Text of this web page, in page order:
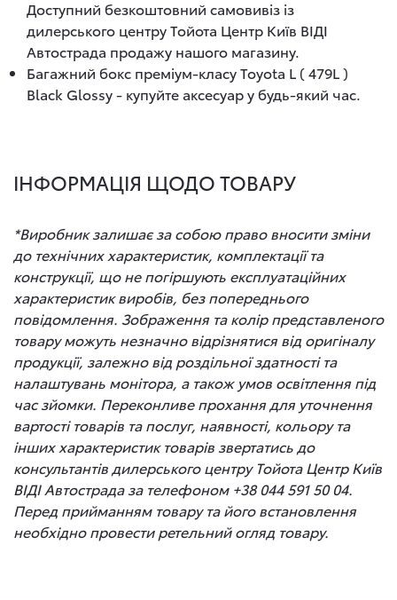
Доступний безкоштовний самовивіз із
дилерського центру Тойота Центр Київ ВІДІ
Автострада продажу нашого магазину.
Багажний бокс преміум-класу Toyota L ( 479L )
Black Glossy - купуйте аксесуар у будь-який час.
ІНФОРМАЦІЯ ЩОДО ТОВАРУ
*Виробник залишає за собою право вносити зміни
до технічних характеристик, комплектації та
конструкції, що не погіршують експлуатаційних
характеристик виробів, без попереднього
повідомлення. Зображення та колір представленого
товару можуть незначно відрізнятися від оригіналу
продукції, залежно від роздільної здатності та
налаштувань монітора, а також умов освітлення під
час зйомки. Переконливе прохання для уточнення
вартості товарів та послуг, наявності, кольору та
інших характеристик товарів звертатись до
консультантів дилерського центру Тойота Центр Київ
ВІДІ Автострада за телефоном +38 044 591 50 04.
Перед прийманням товару та його встановлення
необхідно провести ретельний огляд товару.